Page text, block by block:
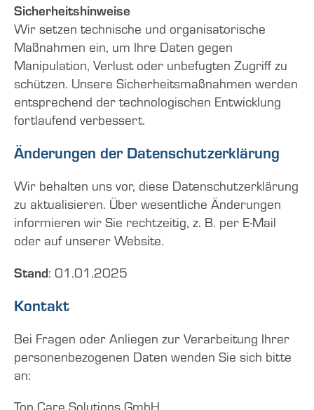
Sicherheitshinweise
Wir setzen technische und organisatorische
Maßnahmen ein, um Ihre Daten gegen
Manipulation, Verlust oder unbefugten Zugriff zu
schützen. Unsere Sicherheitsmaßnahmen werden
entsprechend der technologischen Entwicklung
fortlaufend verbessert.
Änderungen der Datenschutzerklärung
Wir behalten uns vor, diese Datenschutzerklärung
zu aktualisieren. Über wesentliche Änderungen
informieren wir Sie rechtzeitig, z. B. per E-Mail
oder auf unserer Website.
Stand: 01.01.2025
Kontakt
Bei Fragen oder Anliegen zur Verarbeitung Ihrer
personenbezogenen Daten wenden Sie sich bitte
an:
Top Care Solutions GmbH